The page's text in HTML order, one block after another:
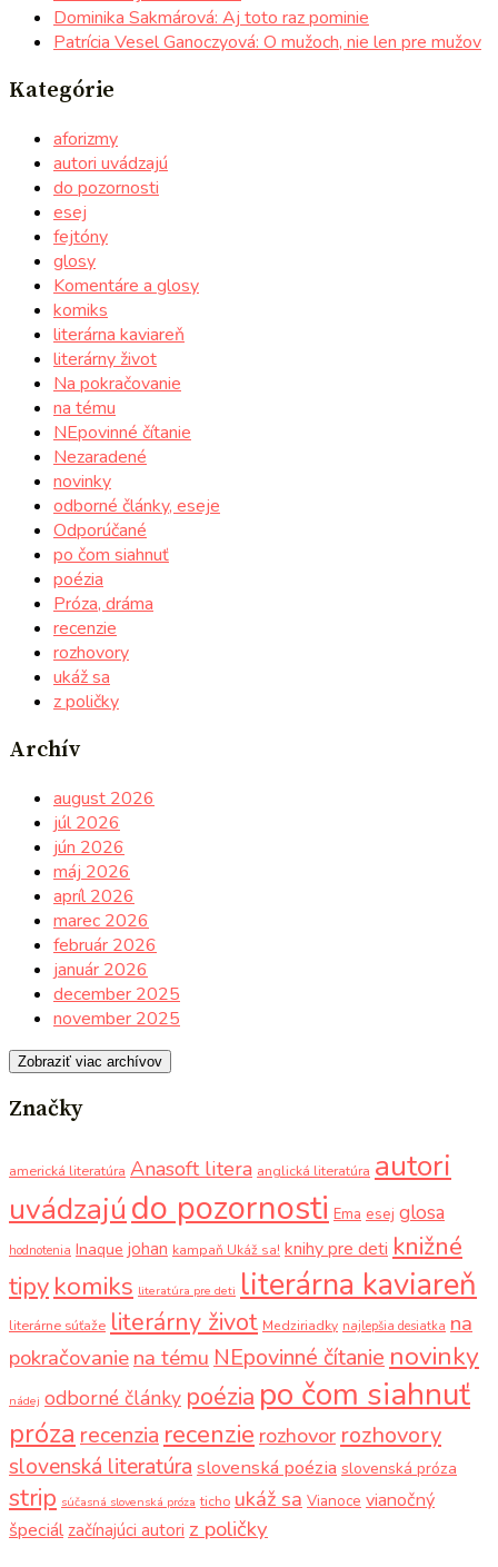
Dominika Sakmárová: Aj toto raz pominie
Patrícia Vesel Ganoczyová: O mužoch, nie len pre mužov
Kategórie
aforizmy
autori uvádzajú
do pozornosti
esej
fejtóny
glosy
Komentáre a glosy
komiks
literárna kaviareň
literárny život
Na pokračovanie
na tému
NEpovinné čítanie
Nezaradené
novinky
odborné články, eseje
Odporúčané
po čom siahnuť
poézia
Próza, dráma
recenzie
rozhovory
ukáž sa
z poličky
Archív
august 2026
júl 2026
jún 2026
máj 2026
apríl 2026
marec 2026
február 2026
január 2026
december 2025
november 2025
Zobraziť viac archívov
Značky
americká literatúra Anasoft litera anglická literatúra autori
uvádzajúdo pozornosti Ema esej glosa
hodnotenia Inaque johan kampaň Ukáž sa! knihy pre deti knižné
tipy komiks literatúra pre deti literárna kaviareň
literárne súťaže literárny život Medziriadky najlepšia desiatka na
pokračovaniena tému NEpovinné čítanie novinky
nádej odborné články poézia po čom siahnuť
próza recenzia recenzie rozhovor rozhovory
slovenská literatúra slovenská poézia slovenská próza
strip súčasná slovenská próza ticho ukáž sa Vianoce vianočný
špeciál začínajúci autori z poličky